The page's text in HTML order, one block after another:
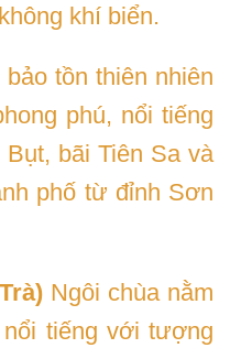
khí biển.
bảo tồn thiên nhiên
phú, nổi tiếng
bãi Tiên Sa và
phố từ đỉnh Sơn
Ngôi chùa nằm
tiếng với tượng